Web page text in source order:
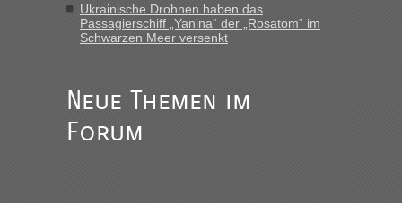
Ukrainische Drohnen haben das
Passagierschiff „Yanina“ der „Rosatom“ im
Schwarzen Meer versenkt
Neue Themen im
Forum